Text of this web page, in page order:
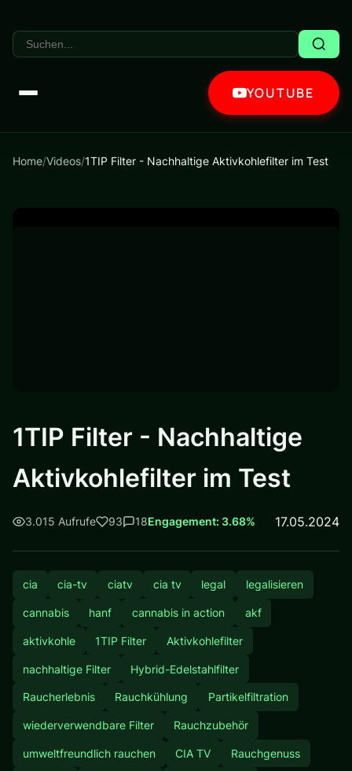
YOUTUBE
Home/Videos/1TIP Filter - Nachhaltige Aktivkohlefilter im Test
1TIP Filter - Nachhaltige
Aktivkohlefilter im Test
3.015 Aufrufe 93 18Engagement: 3.68% 17.05.2024
cia cia-tv ciatv cia tv legal legalisieren
cannabis hanf cannabis in action akf
aktivkohle 1TIP Filter Aktivkohlefilter
nachhaltige Filter Hybrid-Edelstahlfilter
Raucherlebnis Rauchkühlung Partikelfiltration
wiederverwendbare Filter Rauchzubehör
umweltfreundlich rauchen CIA TV Rauchgenuss